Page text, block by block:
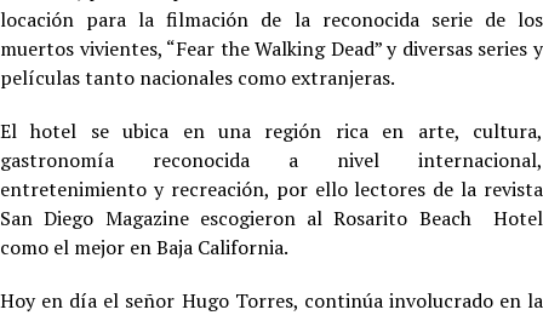
locación para la filmación de la reconocida serie de los
muertos vivientes, “Fear the Walking Dead” y diversas series y
películas tanto nacionales como extranjeras.
El hotel se ubica en una región rica en arte, cultura,
gastronomía reconocida a nivel internacional,
entretenimiento y recreación, por ello lectores de la revista
San Diego Magazine escogieron al Rosarito Beach Hotel
como el mejor en Baja California.
Hoy en día el señor Hugo Torres, continúa involucrado en la